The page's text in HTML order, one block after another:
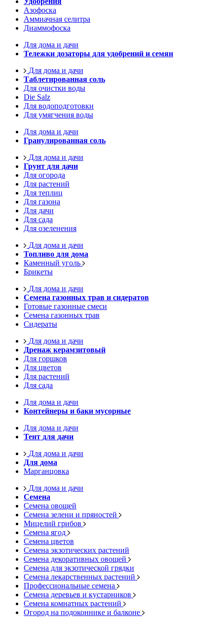
Азофоска
Аммиачная селитра
Диаммофоска
Для дома и дачи
Тележки дозаторы для удобрений и семян
Для дома и дачи
Таблетированная соль
Для очистки воды
Die Salz
Для водоподготовки
Для умягчения воды
Для дома и дачи
Гранулированная соль
Для дома и дачи
Грунт для дачи
Для огорода
Для растений
Для теплиц
Для газона
Для дачи
Для сада
Для озеленения
Для дома и дачи
Топливо для дома
Каменный уголь
Брикеты
Для дома и дачи
Семена газонных трав и сидератов
Готовые газонные смеси
Семена газонных трав
Сидераты
Для дома и дачи
Дренаж керамзитовый
Для горшков
Для цветов
Для растений
Для сада
Для дома и дачи
Контейнеры и баки мусорные
Для дома и дачи
Тент для дачи
Для дома и дачи
Для дома
Марганцовка
Для дома и дачи
Семена
Семена овощей
Семена зелени и пряностей
Мицелий грибов
Семена ягод
Семена цветов
Семена экзотических растений
Семена декоративных овощей
Семена для экзотической грядки
Семена лекарственных растений
Профессиональные семена
Семена деревьев и кустарников
Семена комнатных растений
Огород на подоконнике и балконе